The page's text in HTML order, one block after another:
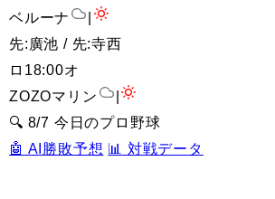
ベルーナ
先:廣池 / 先:寺西
ロ 18:00オ
ZOZOマリン
🔍 8/7 今日のプロ野球
🤖 AI勝敗予想 📊 対戦データ